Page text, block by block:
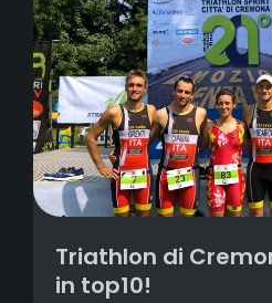
Triathlon di
in top10!